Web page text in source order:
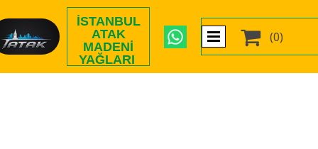
İSTANBUL
ATAK
MADENI
YAĞLARI
 (0)